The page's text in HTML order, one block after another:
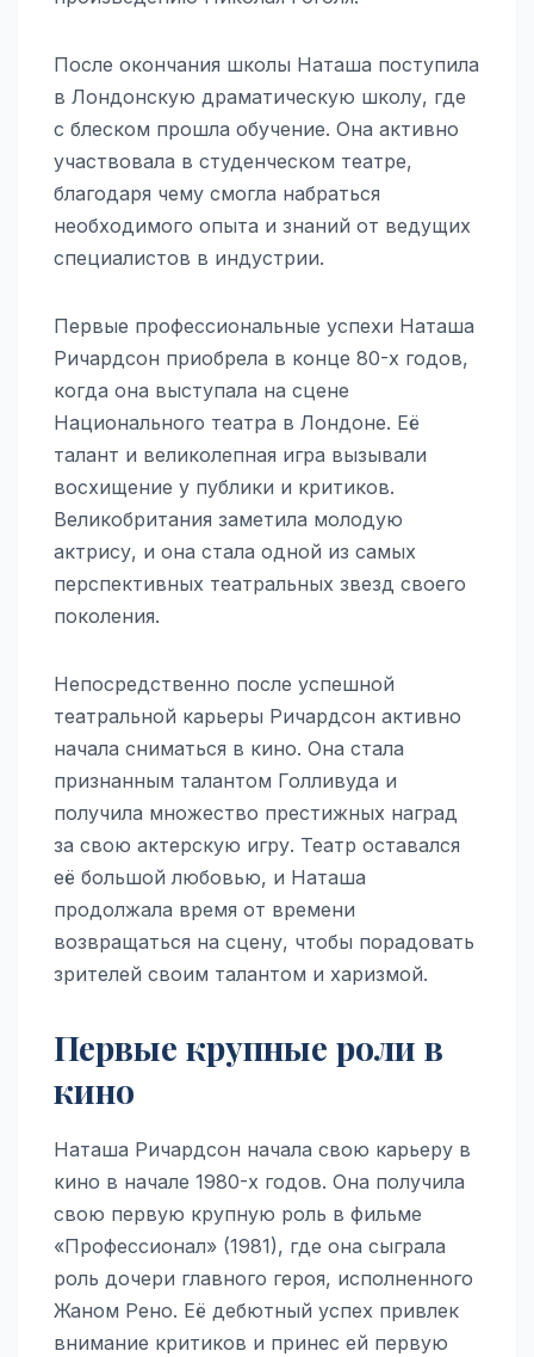
После окончания школы Наташа поступила
в Лондонскую драматическую школу, где
с блеском прошла обучение. Она активно
участвовала в студенческом театре,
благодаря чему смогла набраться
необходимого опыта и знаний от ведущих
специалистов в индустрии.
Первые профессиональные успехи Наташа
Ричардсон приобрела в конце 80-х годов,
когда она выступала на сцене
Национального театра в Лондоне. Её
талант и великолепная игра вызывали
восхищение у публики и критиков.
Великобритания заметила молодую
актрису, и она стала одной из самых
перспективных театральных звезд своего
поколения.
Непосредственно после успешной
театральной карьеры Ричардсон активно
начала сниматься в кино. Она стала
признанным талантом Голливуда и
получила множество престижных наград
за свою актерскую игру. Театр оставался
её большой любовью, и Наташа
продолжала время от времени
возвращаться на сцену, чтобы порадовать
зрителей своим талантом и харизмой.
Первые крупные роли в
кино
Наташа Ричардсон начала свою карьеру в
кино в начале 1980-х годов. Она получила
свою первую крупную роль в фильме
«Профессионал» (1981), где она сыграла
роль дочери главного героя, исполненного
Жаном Рено. Её дебютный успех привлек
внимание критиков и принес ей первую